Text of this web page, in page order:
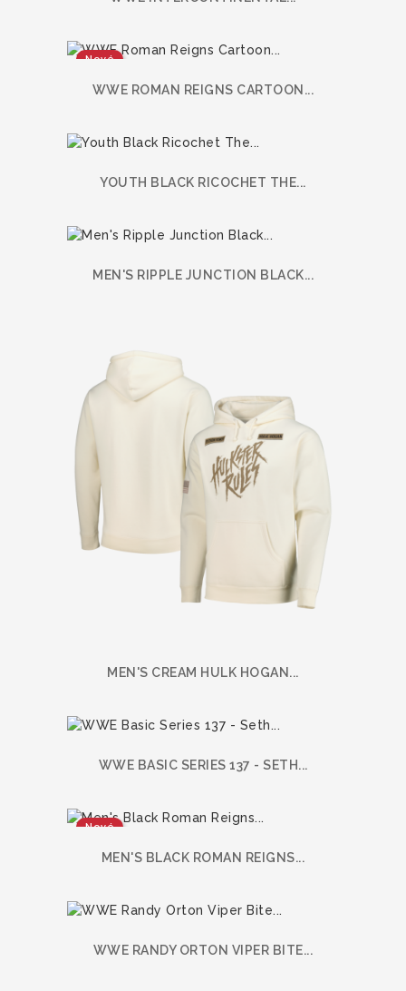
Nové
WWE ROMAN REIGNS CARTOON...
YOUTH BLACK RICOCHET THE...
MEN'S RIPPLE JUNCTION BLACK...
MEN'S CREAM HULK HOGAN...
WWE BASIC SERIES 137 - SETH...
Nové
MEN'S BLACK ROMAN REIGNS...
WWE RANDY ORTON VIPER BITE...